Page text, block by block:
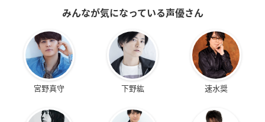
みんなが気になっている声優さん
宮野真守 下野紘 速水奨